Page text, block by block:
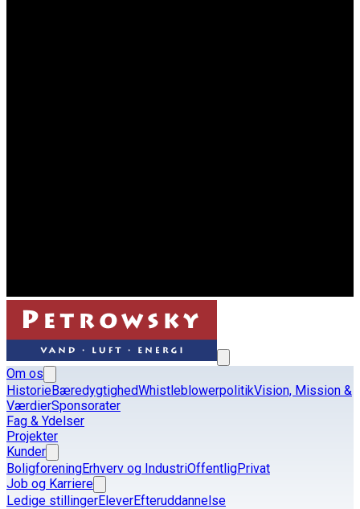
Om os
HistorieBæredygtighedWhistleblowerpolitikVision, Mission &
VærdierSponsorater
Fag & Ydelser
Projekter
Kunder
BoligforeningErhverv og IndustriOffentligPrivat
Job og Karriere
Ledige stillingerEleverEfteruddannelse